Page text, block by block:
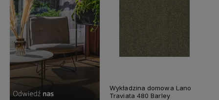
Wykładzina domowa Lano
Traviata 480 Barley